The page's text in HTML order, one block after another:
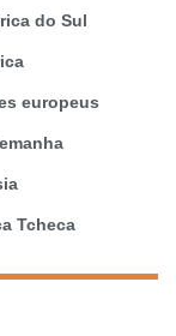
do Sul
europeus
Tcheca